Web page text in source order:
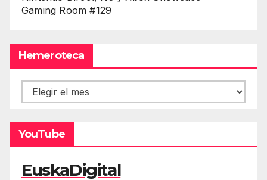
Gaming Room #129
Hemeroteca
Hemeroteca
YouTube
EuskaDigital